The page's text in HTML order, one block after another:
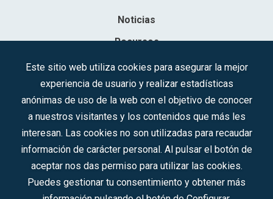
Noticias
Recursos
Contacto
Sociedad Mercantil Estatal para la Gestión de la Innovación y las
Inscrita en el R.M. de Madrid, T, 12593, Se. 8, F. 129, H. 201.307.
C.I.F.: A-81/874.984
Síguenos en redes sociales:
Este sitio web utiliza cookies para asegurar la mejor
experiencia de usuario y realizar estadísticas
anónimas de uso de la web con el objetivo de conocer
a nuestros visitantes y los contenidos que más les
interesan. Las cookies no son utilizadas para recaudar
información de carácter personal. Al pulsar el botón de
aceptar nos das permiso para utilizar las cookies.
Puedes gestionar tu consentimiento y obtener más